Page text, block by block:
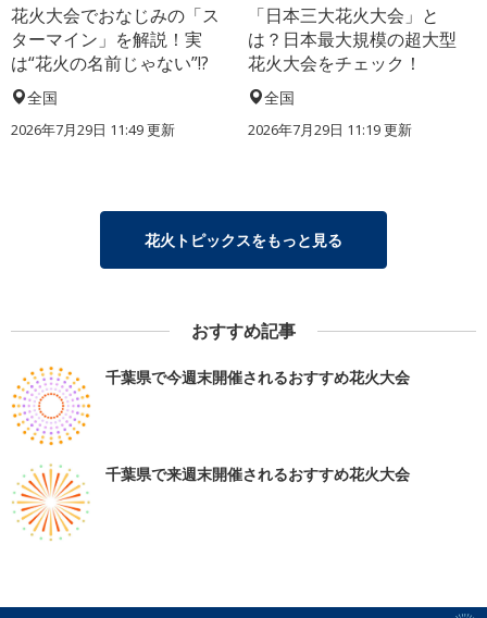
花火大会でおなじみの「ス
ターマイン」を解説！実
は“花火の名前じゃない”!?
全国
2026年7月29日 11:49 更新
「日本三大花火大会」と
は？日本最大規模の超大型
花火大会をチェック！
全国
2026年7月29日 11:19 更新
花火トピックスをもっと見る
おすすめ記事
千葉県で今週末開催されるおすすめ花火大会
千葉県で来週末開催されるおすすめ花火大会